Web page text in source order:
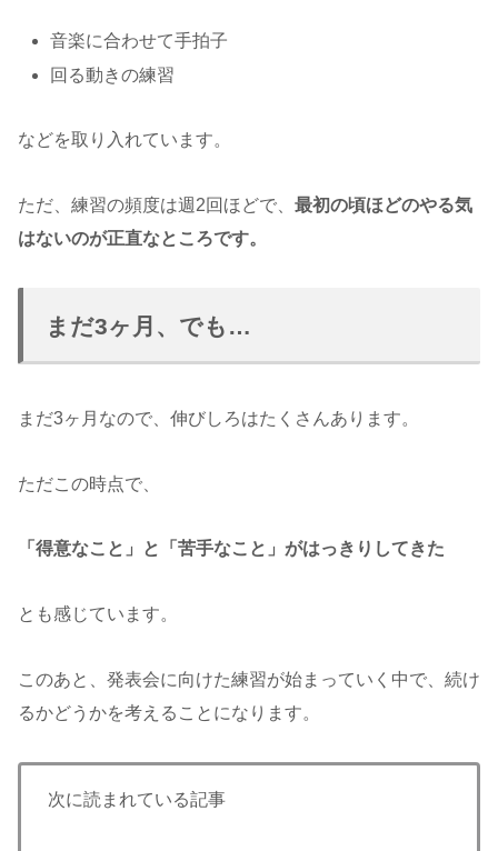
音楽に合わせて手拍子
回る動きの練習
などを取り入れています。
ただ、練習の頻度は週2回ほどで、 最初の頃ほどのやる気
はないのが正直なところです。
まだ3ヶ月、でも…
まだ3ヶ月なので、伸びしろはたくさんあります。
ただこの時点で、
「得意なこと」と「苦手なこと」がはっきりしてきた
とも感じています。
このあと、発表会に向けた練習が始まっていく中で、続け
るかどうかを考えることになります。
次に読まれている記事